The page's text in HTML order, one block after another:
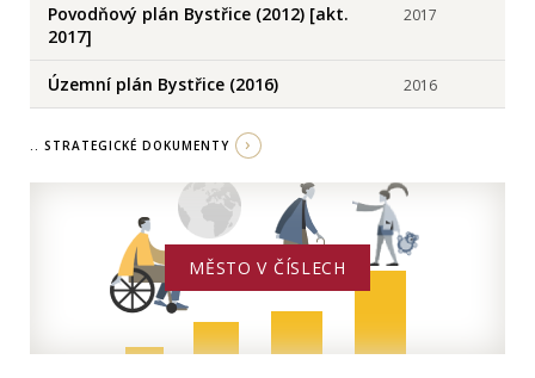
Povodňový plán Bystřice (2012) [akt.
2017]
2017
Územní plán Bystřice (2016) 2016
.. STRATEGICKÉ DOKUMENTY
MĚSTO V ČÍSLECH